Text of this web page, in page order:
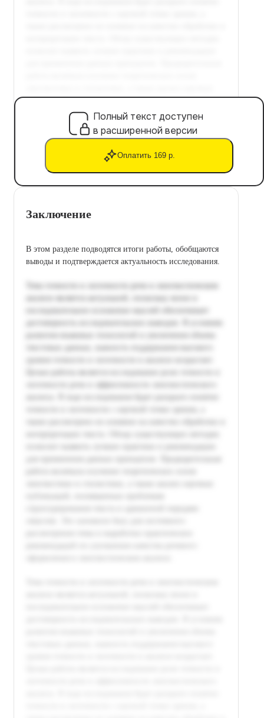
Полный текст доступен
в расширенной версии
Оплатить 169 р.
Заключение
В этом разделе подводятся итоги работы, обобщаются
выводы и подтверждается актуальность исследования.